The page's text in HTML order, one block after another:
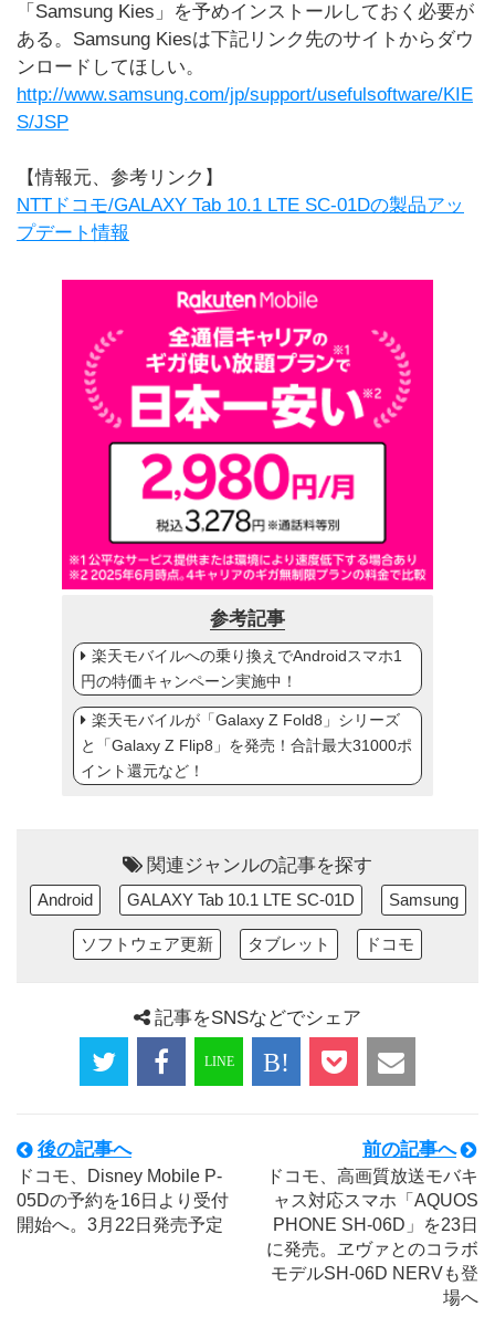
「Samsung Kies」を予めインストールしておく必要が
ある。Samsung Kiesは下記リンク先のサイトからダウ
ンロードしてほしい。
http://www.samsung.com/jp/support/usefulsoftware/KIE
S/JSP
【情報元、参考リンク】
NTTドコモ/GALAXY Tab 10.1 LTE SC-01Dの製品アッ
プデート情報
参考記事
楽天モバイルへの乗り換えでAndroidスマホ1
円の特価キャンペーン実施中！
楽天モバイルが「Galaxy Z Fold8」シリーズ
と「Galaxy Z Flip8」を発売！合計最大31000ポ
イント還元など！
関連ジャンルの記事を探す
Android GALAXY Tab 10.1 LTE SC-01D Samsung
ソフトウェア更新 タブレット ドコモ
記事をSNSなどでシェア
後の記事へ
ドコモ、Disney Mobile P-
05Dの予約を16日より受付
開始へ。3月22日発売予定
前の記事へ
ドコモ、高画質放送モバキ
ャス対応スマホ「AQUOS
PHONE SH-06D」を23日
に発売。ヱヴァとのコラボ
モデルSH-06D NERVも登
場へ